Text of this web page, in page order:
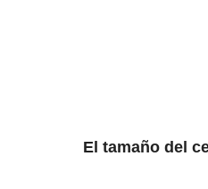
El tamaño del